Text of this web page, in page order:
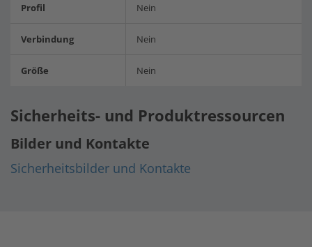
Profil Nein
Verbindung Nein
Größe Nein
Sicherheits- und Produktressourcen
Bilder und Kontakte
Sicherheitsbilder und Kontakte